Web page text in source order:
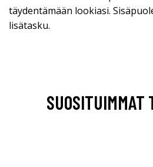
täydentämään lookiasi.
lisätasku.
SUOSITUIMMAT